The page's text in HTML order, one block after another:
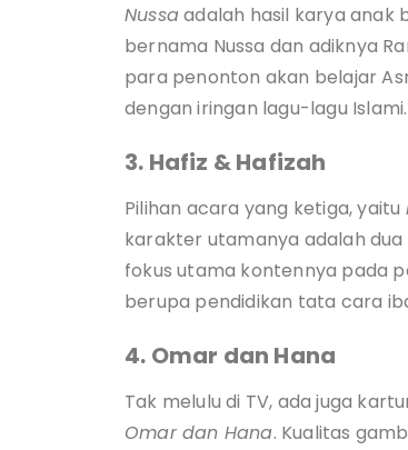
Nussaadalah hasil karya anak
bernama Nussa dan adiknya
para penonton akan belajar
dengan iringan lagu-lagu Islami.
3. Hafiz & Hafizah
Pilihan acara yang ketiga, yaitu
karakter utamanya adalah
fokus utama kontennya pada
berupa pendidikan tata cara
4. Omar dan Hana
Tak melulu di TV, ada juga
Omar dan Hana. Kualitas